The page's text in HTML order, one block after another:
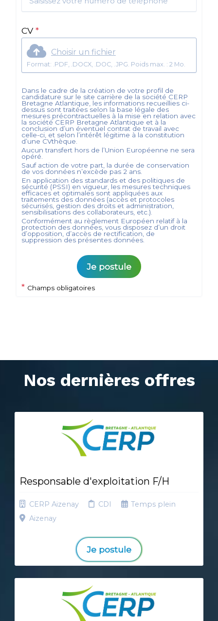
CV *
Choisir un fichier
Format: .PDF, .DOCX, .DOC, .JPG. Poids max. : 2 Mo.
Dans le cadre de la création de votre profil de
candidature sur le site carrière de la société CERP
Bretagne Atlantique , les informations recueillies ci-
dessus sont traitées selon la base légale des
mesures précontractuelles à la mise en relation avec
la société CERP Bretagne Atlantique et à la
conclusion d’un éventuel contrat de travail avec
celle-ci, et selon l’intérêt légitime à la constitution
d’une CVthèque.
Aucun transfert hors de l’Union Européenne ne sera
opéré.
Sauf action de votre part, la durée de conservation
de vos données n’excède pas 2 ans.
En application des standards et des politiques de
sécurité (PSSI) en vigueur, les mesures techniques
efficaces et optimales sont appliquées aux
traitements des données (accès et protocoles
sécurisés, gestion des droits et administration,
sensibilisations des collaborateurs, etc.).
Conformément au règlement Européen relatif à la
protection des données, vous disposez d’un droit
d’opposition, d’accès de rectification, de
suppression des présentes données.
Je postule
* Champs obligatoires
Nos dernières offres
Responsable d'exploitation F/H
CERP Aizenay CDI
Temps plein
Aizenay
Je postule